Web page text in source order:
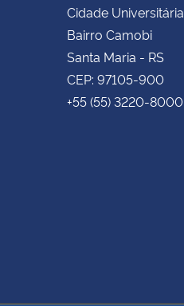
Cidade Universitária
Bairro Camobi
Santa Maria - RS
CEP: 97105-900
+55 (55) 3220-8000